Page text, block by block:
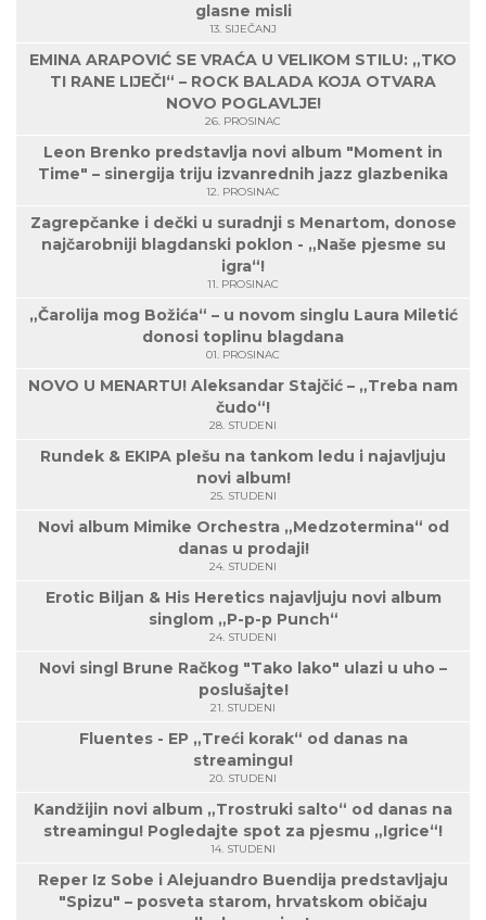
glasne misli
13. SIJEČANJ
EMINA ARAPOVIĆ SE VRAĆA U VELIKOM STILU: „TKO
TI RANE LIJEČI“ – ROCK BALADA KOJA OTVARA
NOVO POGLAVLJE!
26. PROSINAC
Leon Brenko predstavlja novi album "Moment in
Time" – sinergija triju izvanrednih jazz glazbenika
12. PROSINAC
Zagrepčanke i dečki u suradnji s Menartom, donose
najčarobniji blagdanski poklon - „Naše pjesme su
igra“!
11. PROSINAC
„Čarolija mog Božića“ – u novom singlu Laura Miletić
donosi toplinu blagdana
01. PROSINAC
NOVO U MENARTU! Aleksandar Stajčić – „Treba nam
čudo“!
28. STUDENI
Rundek & EKIPA plešu na tankom ledu i najavljuju
novi album!
25. STUDENI
Novi album Mimike Orchestra „Medzotermina“ od
danas u prodaji!
24. STUDENI
Erotic Biljan & His Heretics najavljuju novi album
singlom „P-p-p Punch“
24. STUDENI
Novi singl Brune Račkog "Tako lako" ulazi u uho –
poslušajte!
21. STUDENI
Fluentes - EP „Treći korak“ od danas na
streamingu!
20. STUDENI
Kandžijin novi album „Trostruki salto“ od danas na
streamingu! Pogledajte spot za pjesmu „Igrice“!
14. STUDENI
Reper Iz Sobe i Alejuandro Buendija predstavljaju
"Spizu" – posveta starom, hrvatskom običaju